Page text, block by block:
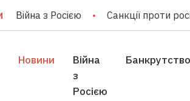
Війна з Росією Санкції проти
Новини
Війна
з
Росією
Банкрутство